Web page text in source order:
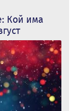
Кой има